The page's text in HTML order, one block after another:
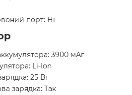
порт: Ні
3900 мАг
Li-Ion
25 Вт
зарядка: Так